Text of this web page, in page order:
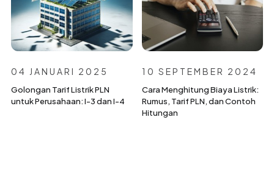
04 JANUARI 2025
Golongan Tarif Listrik PLN
untuk Perusahaan: I-3 dan I-4
10 SEPTEMBER 2024
Cara Menghitung Biaya Listrik:
Rumus, Tarif PLN, dan Contoh
Hitungan